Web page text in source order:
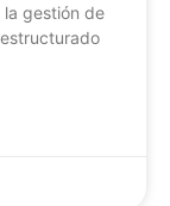
la gestión de